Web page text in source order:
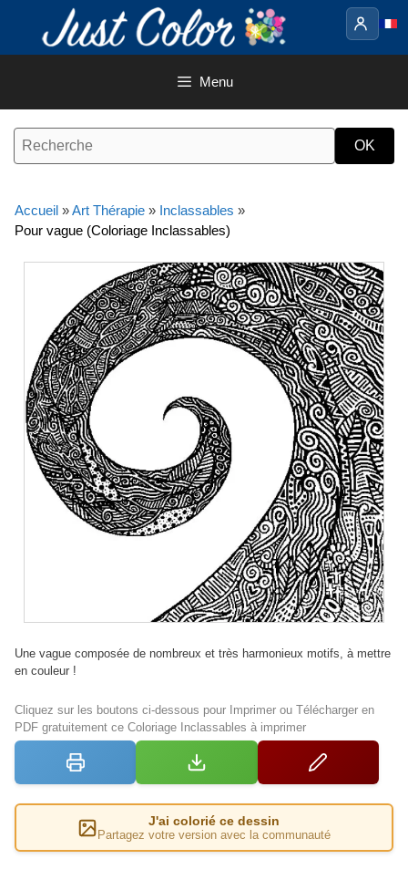
contenu
Menu
Accueil »Art Thérapie » Inclassables »
Pour vague (Coloriage Inclassables)
Une vague composée de nombreux et très harmonieux motifs, à mettre
en couleur !
Cliquez sur les boutons ci-dessous pour Imprimer ou Télécharger en
PDF gratuitement ce Coloriage Inclassables à imprimer
J'ai colorié ce dessin
Partagez votre version avec la communauté